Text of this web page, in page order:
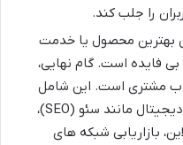
را جلب کند.
بهترین محصول یا خدمت
فایده است. گام نهایی،
جذب مشتری است. این شامل
استفاده از روش های بازاریابی دیجیتال مانند سئو (SEO)،
بازاریابی شبکه های